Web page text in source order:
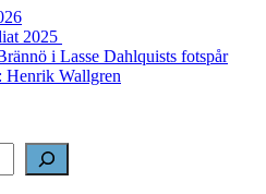
2025
i Lasse Dahlquists fotspår
Henrik Wallgren